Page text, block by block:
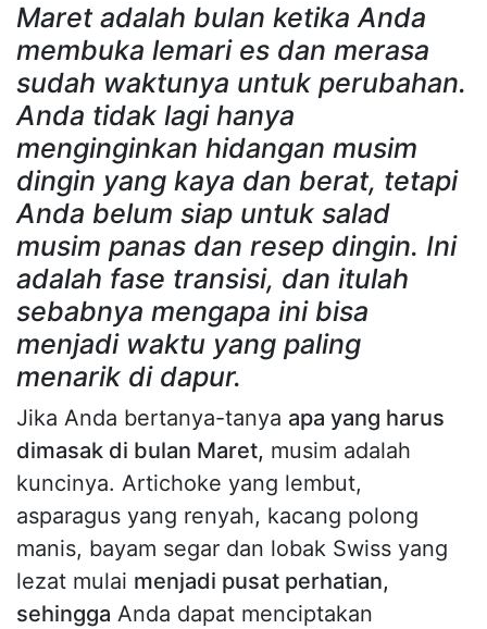
Maret adalah bulan ketika Anda
membuka lemari es dan merasa
sudah waktunya untuk perubahan.
Anda tidak lagi hanya
menginginkan hidangan musim
dingin yang kaya dan berat, tetapi
Anda belum siap untuk salad
musim panas dan resep dingin. Ini
adalah fase transisi, dan itulah
sebabnya mengapa ini bisa
menjadi waktu yang paling
menarik di dapur.
Jika Anda bertanya-tanya apa yang harus
dimasak di bulan Maret, musim adalah
kuncinya. Artichoke yang lembut,
asparagus yang renyah, kacang polong
manis, bayam segar dan lobak Swiss yang
lezat mulai menjadi pusat perhatian,
sehingga Anda dapat menciptakan